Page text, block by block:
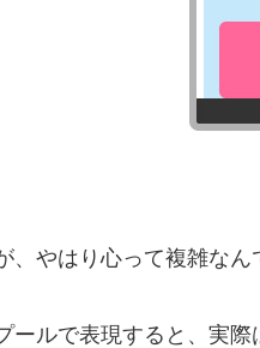
、やはり心って複雑なん
ールで表現すると、実際